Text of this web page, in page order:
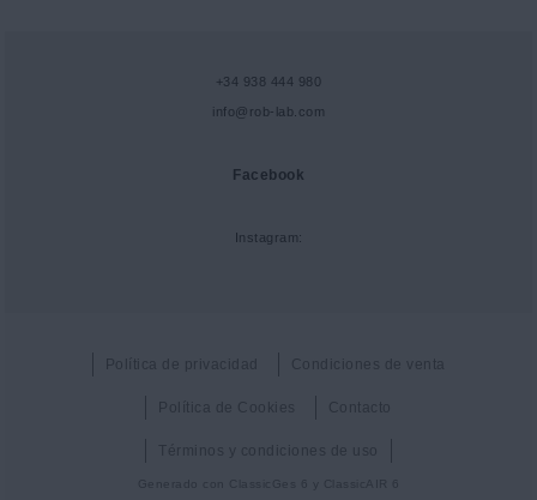
+34 938 444 980
info@rob-lab.com
Facebook
Instagram:
Política de privacidad Condiciones de venta
Política de Cookies Contacto
Términos y condiciones de uso